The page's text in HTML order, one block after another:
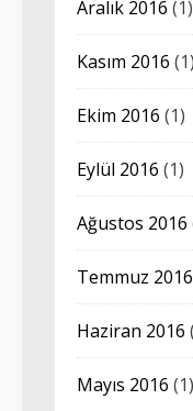
Aralık 2016 (1)
Kasım 2016 (1)
Ekim 2016 (1)
Eylül 2016 (1)
Ağustos 2016
Temmuz 2016
Haziran 2016
Mayıs 2016 (1)